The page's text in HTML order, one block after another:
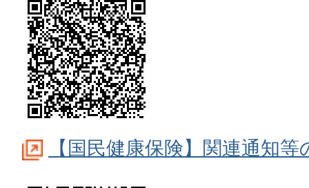
【国民健康保険】関連通知